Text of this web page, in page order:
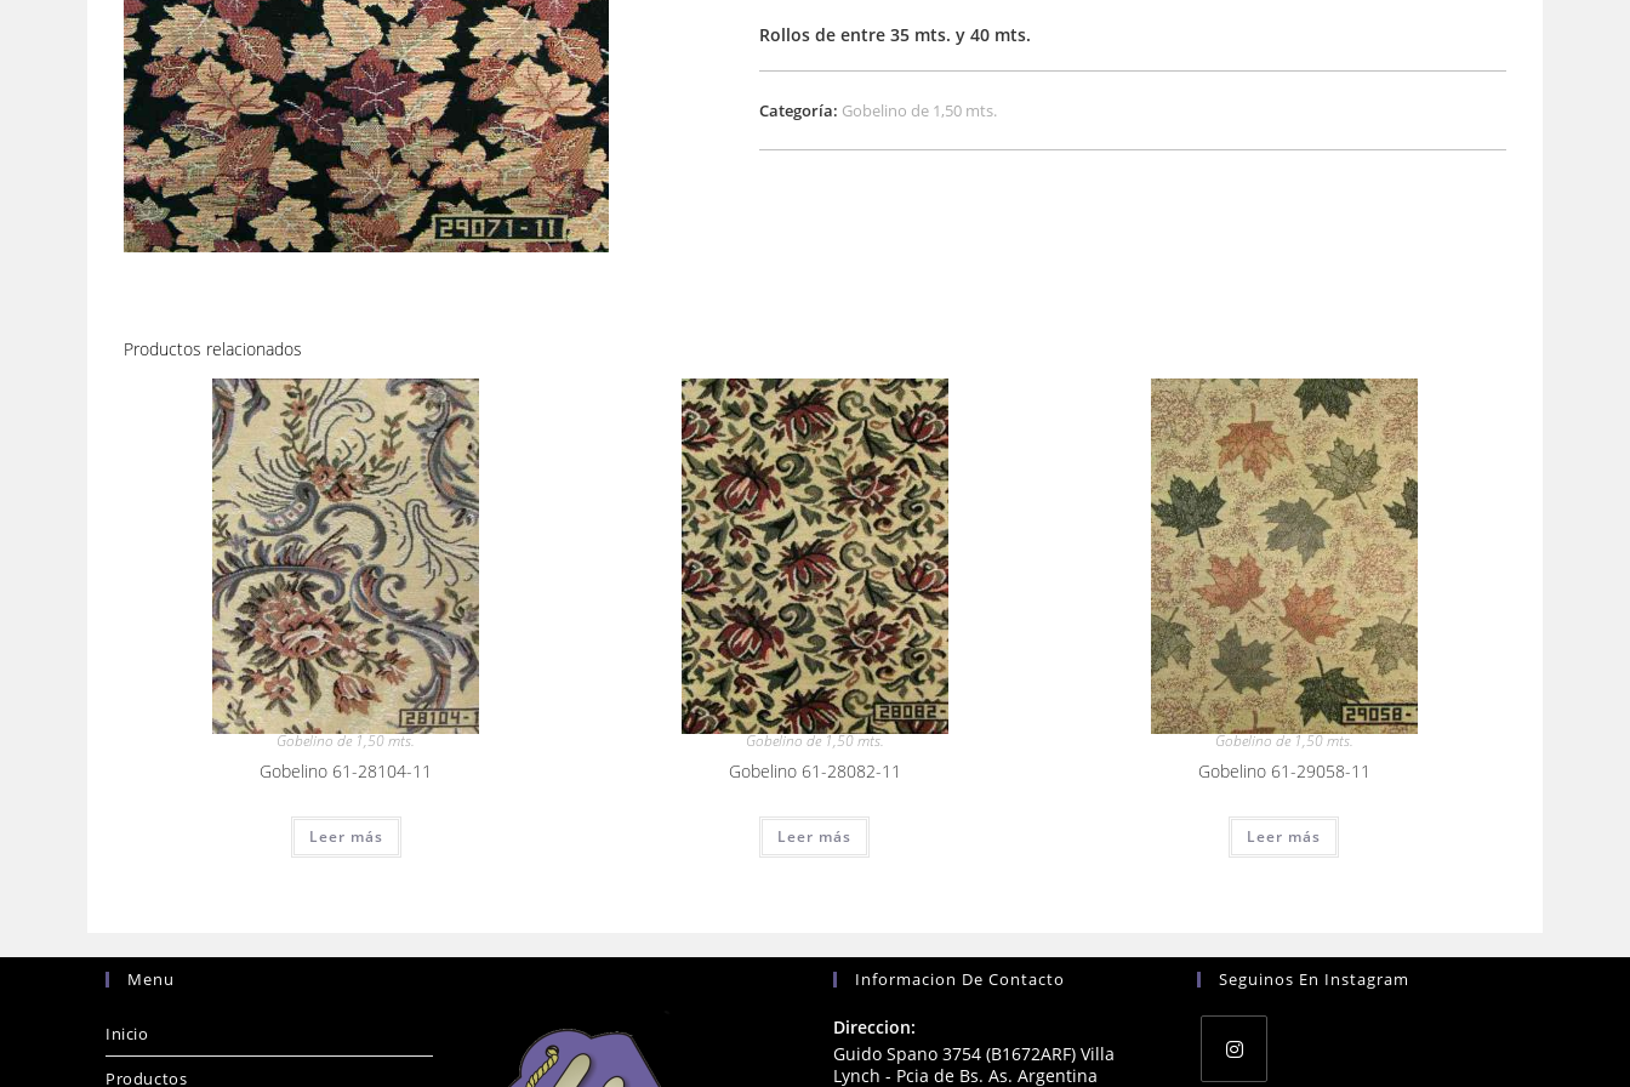
Rollos de entre 35 mts. y 40 mts.
Categoría: Gobelino de 1,50 mts.
Productos relacionados
Gobelino de 1,50 mts.
Gobelino 61-28104-11
Leer más
Gobelino de 1,50 mts.
Gobelino 61-28082-11
Leer más
Gobelino de 1,50 mts.
Gobelino 61-29058-11
Leer más
Menu
Inicio
Productos
Informacion De Contacto
Direccion:
Guido Spano 3754 (B1672ARF) Villa
Lynch - Pcia de Bs. As. Argentina
Seguinos En Instagram